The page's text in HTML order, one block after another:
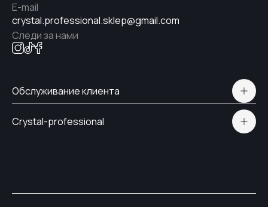
crystal.professional.sklep@gmail.com
E-mail
Следи за нами
Обслуживание клиента
Доставка и оплата
Crystal-professional